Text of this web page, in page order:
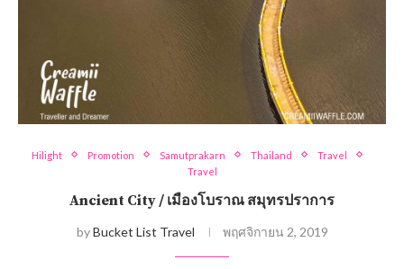
Hilight Promotion Samutprakarn Thailand
Travel
Travel
Ancient City / เมืองโบราณ สมุทรปราการ
byBucket List Travel พฤศจิกายน 2, 2019